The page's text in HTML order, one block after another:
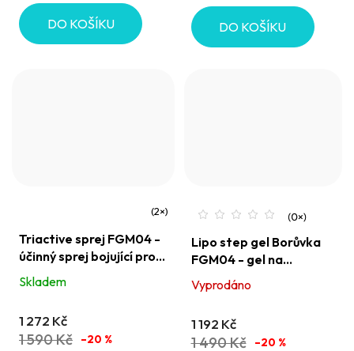
hvězdiček.
DO KOŠÍKU DO KOŠÍKU
hodnocení
produktu
je
z
Triactive sprej FGM04 -
účinný sprej bojující proti
tuku, celulitidě a
napomáhá odvodnění
Skladem
1 272 Kč
1 590 Kč –20 %
Lipo step gel Borůvka
FGM04 - gel na
celulitidu 200 ml
Vyprodáno
1 192 Kč
1 490 Kč –20 %